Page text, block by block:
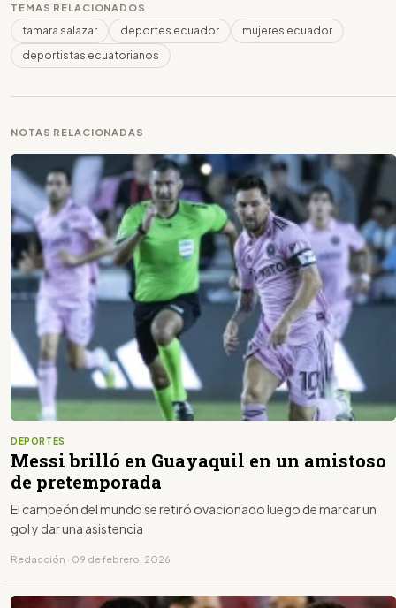
TEMAS RELACIONADOS
tamara salazar deportes ecuador
mujeres ecuador
deportistas ecuatorianos
NOTAS RELACIONADAS
DEPORTES
Messi brilló en Guayaquil en un amistoso
de pretemporada
El campeón del mundo se retiró ovacionado luego de marcar un
gol y dar una asistencia
Redacción · 09 de febrero, 2026